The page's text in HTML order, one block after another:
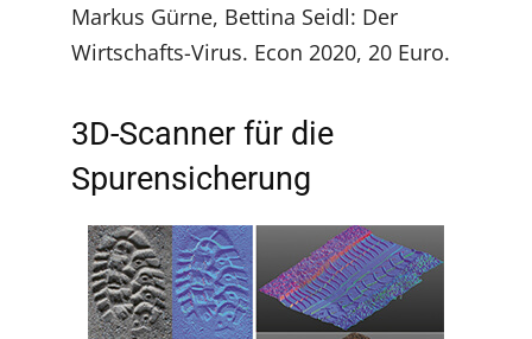
Markus Gürne, Bettina Seidl: Der
Wirtschafts-Virus. Econ 2020, 20 Euro.
3D-Scanner für die
Spurensicherung